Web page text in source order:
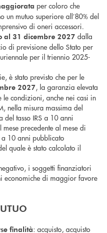
per coloro che
un mutuo superiore all’80% del
di oneri accessori.
al 31 dicembre 2027 dalla
di previsione dello Stato per
per il triennio 2025-
è stato previsto che per le
2027, la garanzia elevata
le condizioni, anche nei casi in
nella misura massima del
tasso IRS a 10 anni
precedente al mese di
a 10 anni pubblicato
quale è stato calcolato il
i soggetti finanziatori
economiche di maggior favore
finalità: acquisto, acquisto